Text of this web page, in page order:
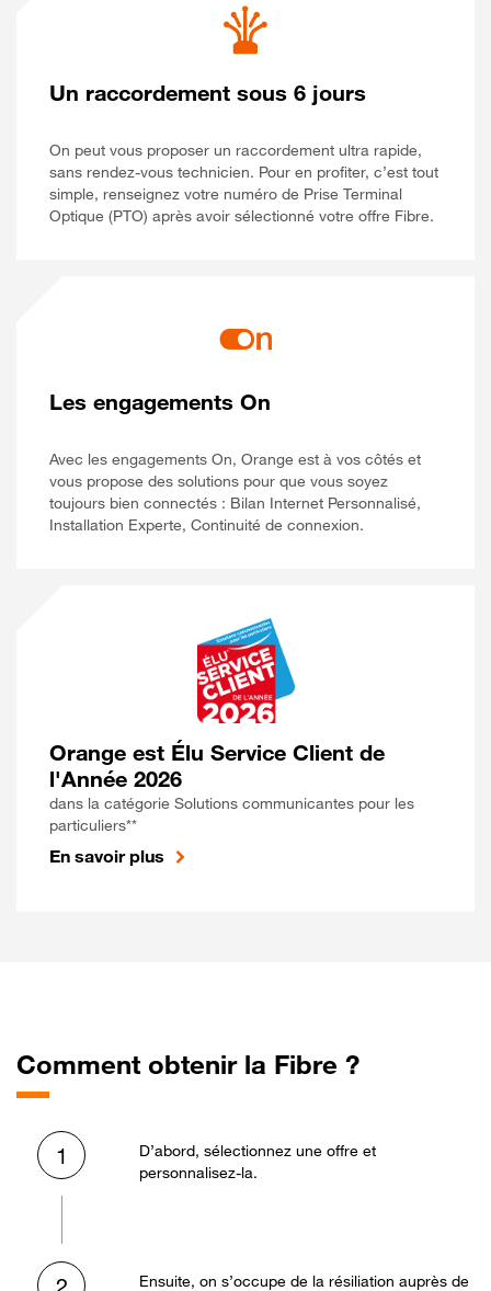
Un raccordement sous 6 jours
On peut vous proposer un raccordement ultra rapide,
sans rendez-vous technicien. Pour en profiter, c’est tout
simple, renseignez votre numéro de Prise Terminal
Optique (PTO) après avoir sélectionné votre offre Fibre.
Les engagements On
Avec les engagements On, Orange est à vos côtés et
vous propose des solutions pour que vous soyez
toujours bien connectés : Bilan Internet Personnalisé,
Installation Experte, Continuité de connexion.
Orange est Élu Service Client de
l'Année 2026
dans la catégorie Solutions communicantes pour les
particuliers**
En savoir plus
Comment obtenir la Fibre ?
1
D’abord, sélectionnez une offre et
personnalisez-la.
Ensuite, on s’occupe de la résiliation auprès de